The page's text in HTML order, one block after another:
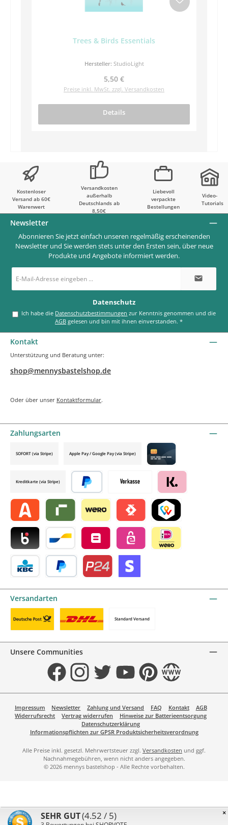
Trees & Birds Essentials
Hersteller: StudioLight
Regulärer Preis:
5,50 €
Preise inkl. MwSt. zzgl. Versandkosten
Details
Kostenloser
Versand ab 60€
Warenwert
Versandkosten
außerhalb
Deutschlands ab
8,50€
Liebevoll
verpackte
Bestellungen
Video-
Tutorials
Newsletter
Abonnieren Sie jetzt einfach unseren regelmäßig erscheinenden
Newsletter und Sie werden stets unter den Ersten sein, über neue
Produkte und Angebote informiert werden.
E-
Mail-
*
Datenschutz
Ich habe die Datenschutzbestimmungen
AGB gelesen und bin mit ihnen einverstanden.*
Kontakt
Unterstützung und Beratung unter:
shop@mennysbastelshop.de
Oder über unser Kontaktformular.
Zahlungsarten
Vorkasse Klarna by mollie
Alma by mollieRiverty by mollie
Wero Satispay by mollieTWINT by mollie
Blik by mollieBancontact by mollie
Belfius by mollieeps by mollie
SOFORT (via Stripe) Apple Pay / Google Pay (via Stripe)
Credit card by mollie
Kreditkarte (via Stripe)
Später bezahlen
Versandarten
Standard Versand
Unsere Communities
FacebookInstagramTwitter YouTubePinterestWebsite
Impressum Newsletter Zahlung und Versand FAQ Kontakt
AGB
Widerrufsrecht
Vertrag widerrufen
Hinweise zur Batterieentsorgung
Datenschutzerklärung
Informationspflichten zur GPSR Produktsicherheitsverordnung
Alle Preise inkl. gesetzl. Mehrwertsteuer zzgl. Versandkosten und ggf.
Nachnahmegebühren, wenn nicht anders angegeben.
© 2026 mennys bastelshop - Alle Rechte vorbehalten.
×
SEHR GUT(4.52 / 5)